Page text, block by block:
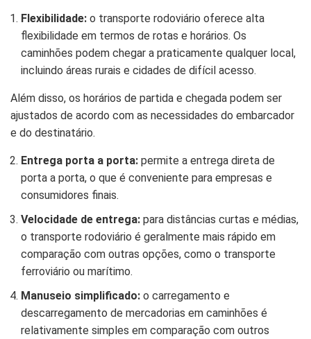
Flexibilidade: o transporte rodoviário oferece alta
flexibilidade em termos de rotas e horários. Os
caminhões podem chegar a praticamente qualquer local,
incluindo áreas rurais e cidades de difícil acesso.
Além disso, os horários de partida e chegada podem ser
ajustados de acordo com as necessidades do embarcador
e do destinatário.
Entrega porta a porta: permite a entrega direta de
porta a porta, o que é conveniente para empresas e
consumidores finais.
Velocidade de entrega: para distâncias curtas e médias,
o transporte rodoviário é geralmente mais rápido em
comparação com outras opções, como o transporte
ferroviário ou marítimo.
Manuseio simplificado: o carregamento e
descarregamento de mercadorias em caminhões é
relativamente simples em comparação com outros